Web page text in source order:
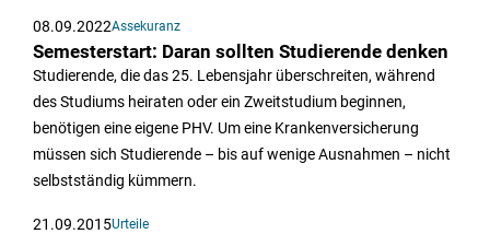
08.09.2022Assekuranz
Semesterstart: Daran sollten Studierende denken
Studierende, die das 25. Lebensjahr überschreiten, während
des Studiums heiraten oder ein Zweitstudium beginnen,
benötigen eine eigene PHV. Um eine Krankenversicherung
müssen sich Studierende – bis auf wenige Ausnahmen – nicht
selbstständig kümmern.
21.09.2015Urteile